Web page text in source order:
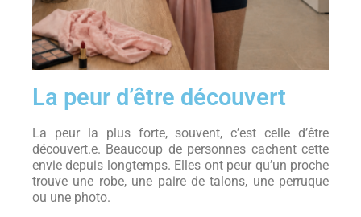
La peur d’être découvert
La peur la plus forte, souvent, c’est celle d’être
découvert.e. Beaucoup de personnes cachent cette
envie depuis longtemps. Elles ont peur qu’un proche
trouve une robe, une paire de talons, une perruque
ou une photo.